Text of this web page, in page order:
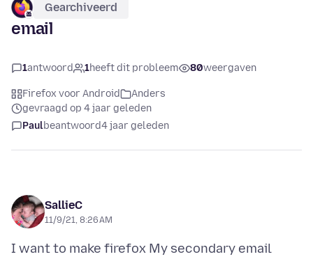
Gearchiveerd
email
1antwoord 1heeft dit probleem 80weergaven
Firefox voor Android
Anders
gevraagd op 4 jaar geleden
Paulbeantwoord4 jaar geleden
SallieC
11/9/21, 8:26 AM
I want to make firefox My secondary email